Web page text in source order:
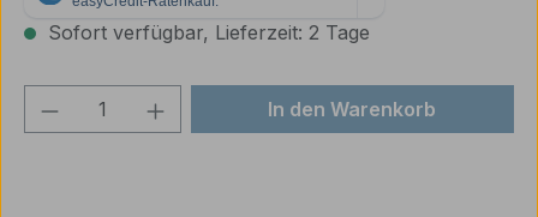
Sofort verfügbar, Lieferzeit: 2 Tage
Produkt Anzahl: Gib denIn den Warenkorb